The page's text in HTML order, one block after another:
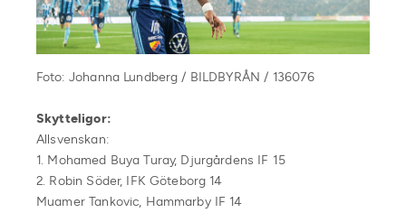
Foto: Johanna Lundberg / BILDBYRÅN / 136076
Skytteligor:
Allsvenskan:
1. Mohamed Buya Turay, Djurgårdens IF 15
2. Robin Söder, IFK Göteborg 14
Muamer Tankovic, Hammarby IF 14